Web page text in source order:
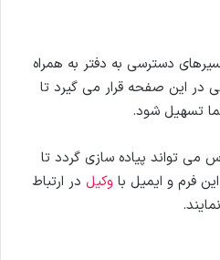
دسترسی به دفتر به همراه
در این صفحه قرار می گیرد تا
تسهیل شود.
تواند پیاده سازی گردد تا
فرم و ایمیل با وکیل در ارتباط